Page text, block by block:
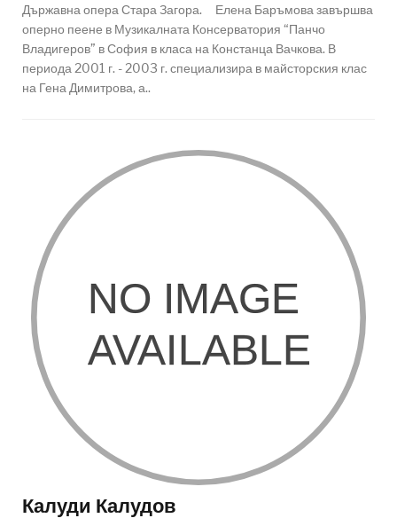
Държавна опера Стара Загора. Елена Баръмова завършва
оперно пеене в Музикалната Консерватория “Панчо
Владигеров” в София в класа на Констанца Вачкова. В
периода 2001 г. - 2003 г. специализира в майсторския клас
на Гена Димитрова, а..
Калуди Калудов